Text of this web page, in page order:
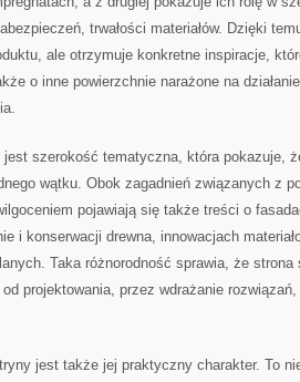
trwałości materiałów. Dzięki
ale otrzymuje konkretne inspiracje,
o inne powierzchnie narażone na
jest szerokość tematyczna, która pokazuje,
wątku. Obok zagadnień związanych z
pojawiają się także treści o
i konserwacji drewna, innowacjach
Taka różnorodność sprawia, że
projektowania, przez wdrażanie
jest także jej praktyczny charakter. To